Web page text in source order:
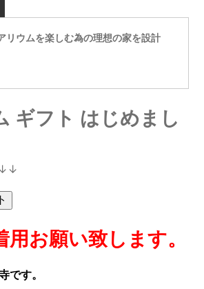
リウムを楽しむ為の理想の家を設計
ギフト はじめまし
お願い致します。
です。